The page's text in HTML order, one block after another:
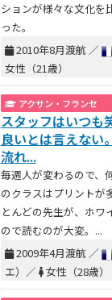
ションが様々な文化を
った。
2010年8月渡航 ／
女性（21歳）
アクサン・フランセ
スタッフはいつも
良いとは言えない
流れ...
毎週人が変わるので、
のクラスはプリントが
とんどの先生が、ホワ
ので読むのが大変。...
2009年4月渡航 ／
エ）／ 女性（28歳）